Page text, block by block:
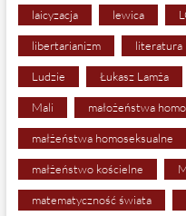
laicyzacja lewica
libertarianizm literatura
Ludzie Łukasz Lamża
Mali małożeństwa
małżeństwa homoseksualne
małżeństwo kościelne
matematyczność świata